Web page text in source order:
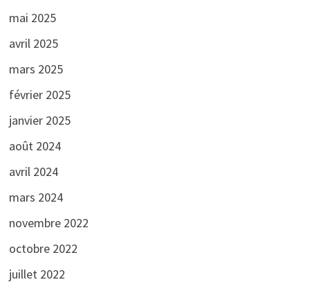
mai 2025
avril 2025
mars 2025
février 2025
janvier 2025
août 2024
avril 2024
mars 2024
novembre 2022
octobre 2022
juillet 2022